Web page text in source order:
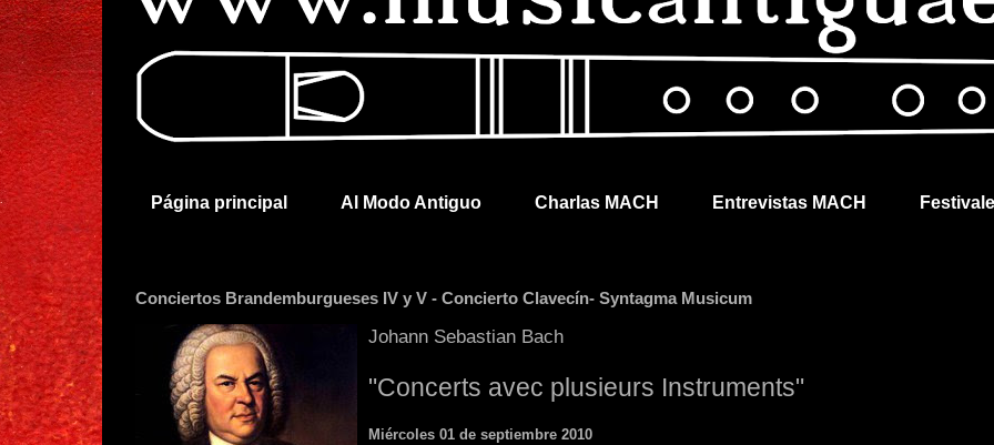
Página principal Al Modo Antiguo Charlas MACH Entrevistas MACH
Conciertos Brandemburgueses IV y V - Concierto Clavecín- Syntagma Musicum
Johann Sebastian Bach
"Concerts avec plusieurs Instruments"
Miércoles 01 de septiembre 2010